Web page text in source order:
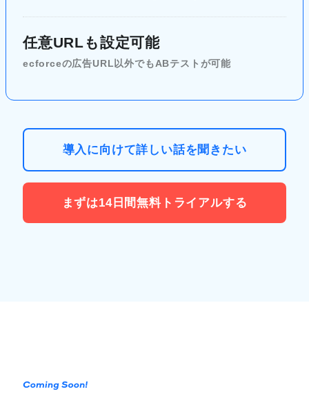
任意URLも設定可能
ecforceの広告URL以外でもABテストが可能
導入に向けて詳しい話を聞きたい
まずは14日間無料トライアルする